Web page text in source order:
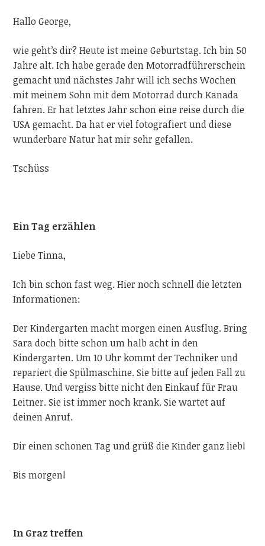
Hallo George,
wie geht’s dir? Heute ist meine Geburtstag. Ich bin 50
Jahre alt. Ich habe gerade den Motorradführerschein
gemacht und nächstes Jahr will ich sechs Wochen
mit meinem Sohn mit dem Motorrad durch Kanada
fahren. Er hat letztes Jahr schon eine reise durch die
USA gemacht. Da hat er viel fotografiert und diese
wunderbare Natur hat mir sehr gefallen.
Tschüss
Ein Tag erzählen
LiebeTinna,
Ich bin schon fast weg. Hier noch schnell die letzten
Informationen:
Der Kindergarten macht morgen einen Ausflug. Bring
Sara doch bitte schon um halb acht in den
Kindergarten. Um 10 Uhr kommt der Techniker und
repariert die Spülmaschine. Sie bitte auf jeden Fall zu
Hause. Und vergiss bitte nicht den Einkauf für Frau
Leitner. Sie ist immer noch krank. Sie wartet auf
deinen Anruf.
Dir einen schonen Tag und grüß die Kinder ganz lieb!
Bis morgen!
In Graz treffen